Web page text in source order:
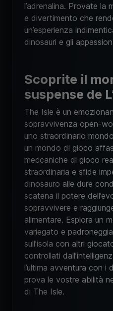
l’adrenalina. Provate la
e divertimento che
un’esperienza
dinosauri e gli
Scoprite il
suspense de
The Isle è un
sopravvivenza open-
uno straordinario
un mondo di gioco
meccaniche di gioco
straordinaria e sfide
dinosauro alle dure
scatena il potere
sopravvivere e
alimentare. Esplora un
variegato e
sull’isola con altri
controllati
l’ultima avventura con i
prova le vostre abilità
di The Isle.